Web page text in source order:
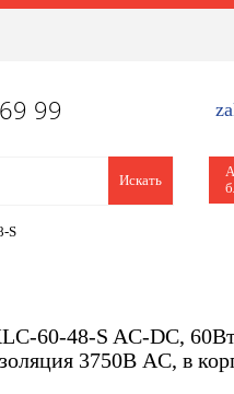
99
Искать
S
60-48-S AC-DC,
3750В AC, в